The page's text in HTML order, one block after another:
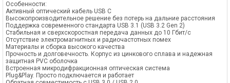
Особенности:
Активный оптический кабель USB C
Высокопроизводительное решение без потерь на дальние расстояния
Поддержка современного стандарта USB 3.1 (USB 3.2 Gen 2)
Стабильная и сверхскоростная передача данных до 10 Гбит/с
Отсутствие электромагнитных и радиочастотных помех
Материалы и сборка высокого качества
Прочность и долговечность. Корпус из цинкового сплава и надежная
защитная PVC оболочка
Встроенная микродифракционная оптическая система
Plug&Play. Просто подключается и работает